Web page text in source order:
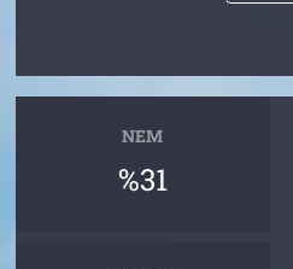
NEM
%31